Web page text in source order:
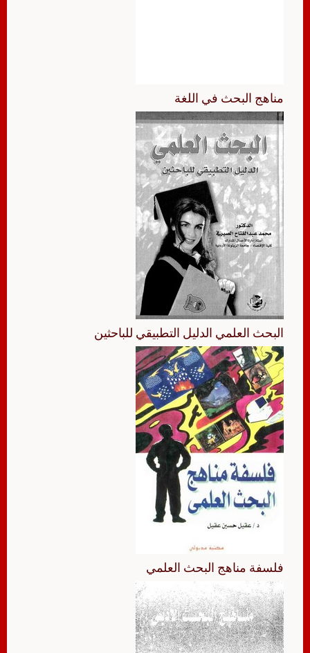
مناهج البحث في اللغة
البحث العلمي الدليل التطبيقي للباحثين
فلسفة مناهج البحث العلمي